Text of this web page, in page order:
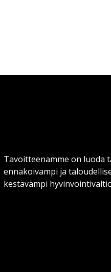
Tavoitteenamme on luoda
ennakoivampi ja
kestävämpi